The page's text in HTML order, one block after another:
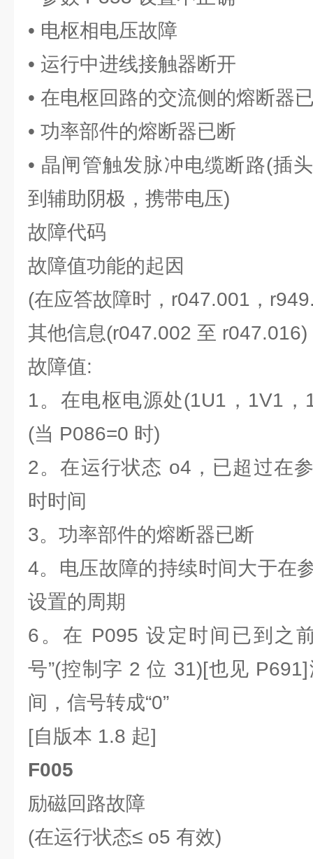
• 电枢相电压故障
• 运行中进线接触器断开
• 在电枢回路的交流侧的熔断器
• 功率部件的熔断器已断
• 晶闸管触发脉冲电缆断路(插
到辅助阴极，携带电压)
故障代码
故障值功能的起因
(在应答故障时，r047.001，
其他信息(r047.002 至 r047.016)
故障值:
1。在电枢电源处(1U1，1V1
(当 P086=0 时)
2。在运行状态 o4，已超过在
时时间
3。功率部件的熔断器已断
4。电压故障的持续时间大于在
设置的周期
6。在 P095 设定时间已到之
号”(控制字 2 位 31)[也见 P691]
间，信号转成“0”
[自版本 1.8 起]
F005
励磁回路故障
(在运行状态≤ o5 有效)